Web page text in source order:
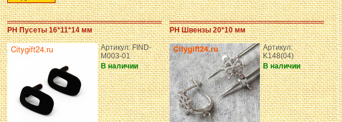
PH Пусеты 16*11*14 мм
Артикул: FIND-
M003-01
В наличии
PH Швензы 20*10 мм
Артикул:
K148(04)
В наличии